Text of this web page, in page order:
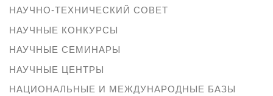
НАУЧНО-ТЕХНИЧЕСКИЙ СОВЕТ
НАУЧНЫЕ КОНКУРСЫ
НАУЧНЫЕ СЕМИНАРЫ
НАУЧНЫЕ ЦЕНТРЫ
НАЦИОНАЛЬНЫЕ И МЕЖДУНАРОДНЫЕ БАЗЫ